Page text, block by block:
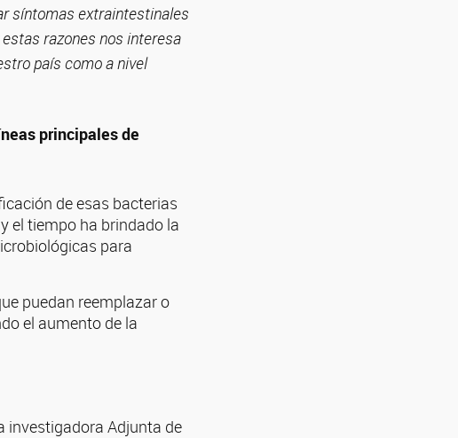
síntomas extraintestinales
razones nos interesa
país como a nivel
principales de
de esas bacterias
el tiempo ha brindado la
para
puedan reemplazar o
el aumento de la
investigadora Adjunta de